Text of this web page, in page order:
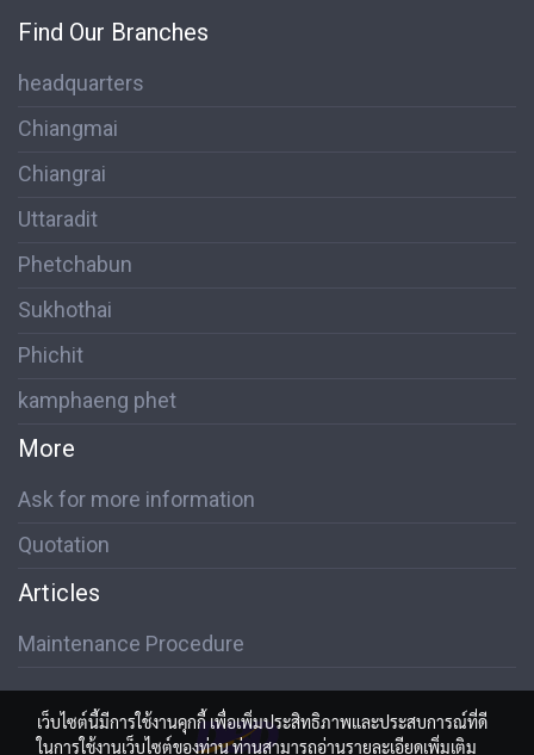
Find Our Branches
headquarters
Chiangmai
Chiangrai
Uttaradit
Phetchabun
Sukhothai
Phichit
kamphaeng phet
More
Ask for more information
Quotation
Articles
Maintenance Procedure
เว็บไซต์นี้มีการใช้งานคุกกี้ เพื่อเพิ่มประสิทธิภาพและประสบการณ์ที่ดี
ในการใช้งานเว็บไซต์ของท่าน ท่านสามารถอ่านรายละเอียดเพิ่มเติม